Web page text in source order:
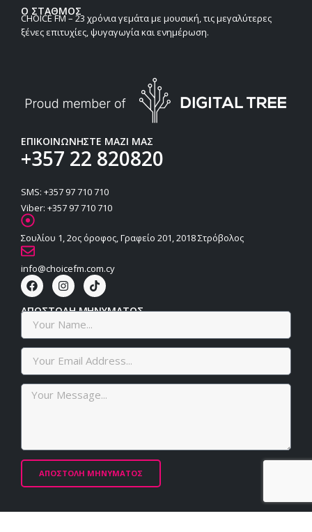
Ο ΣΤΑΘΜΟΣ
CHOICE FM – 23 χρόνια γεμάτα με μουσική, τις μεγαλύτερες
ξένες επιτυχίες, ψυγαγωγία και ενημέρωση.
ΕΠΙΚΟΙΝΩΝΗΣΤΕ ΜΑΖΙ ΜΑΣ
+357 22 820820
SMS: +357 97 710 710
Viber: +357 97 710 710
Σουλίου 1, 2ος όροφος, Γραφείο 201, 2018 Στρόβολος
info@choicefm.com.cy
ΑΠΟΣΤΟΛΗ ΜΗΝΥΜΑΤΟΣ
ΑΠΟΣΤΟΛΗ ΜΗΝΥΜΑΤΟΣ